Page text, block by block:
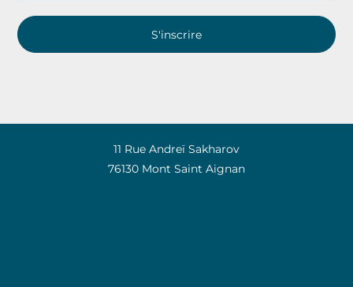
S'inscrire
11 Rue Andreï Sakharov
76130 Mont Saint Aignan